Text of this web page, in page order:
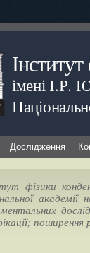
імені І.Р.
Дослідження
фізики